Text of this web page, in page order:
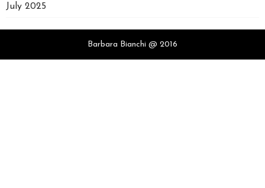
July 2025
Barbara Bianchi @ 2016